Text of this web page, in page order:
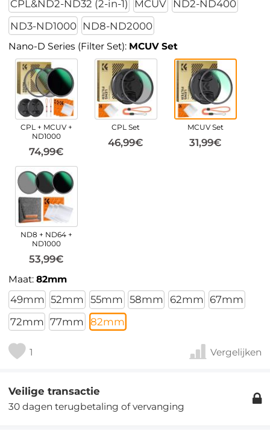
CPL&ND2-ND32 (2-in-1)
MCUV
ND2-ND400
ND3-ND1000
ND8-ND2000
Nano-D Series (Filter Set): MCUV Set
CPL + MCUV +
ND1000
74,99€
CPL Set
46,99€
MCUV Set
31,99€
ND8 + ND64 +
ND1000
53,99€
Maat:82mm
49mm 52mm 55mm 58mm 62mm 67mm
72mm 77mm 82mm
1 Vergelijken
Veilige transactie
30 dagen terugbetaling of vervanging